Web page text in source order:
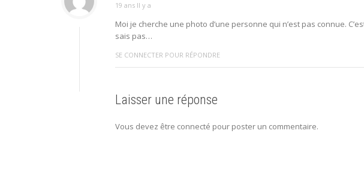
19 ans Il y a
Moi je cherche une photo d’une personne qui n’est pas connue.
sais pas…
SE CONNECTER POUR RÉPONDRE
Laisser une réponse
Vous devez être connecté pour poster un commentaire.